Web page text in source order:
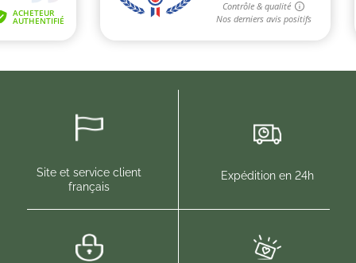
(7 avis)
Site et service client
français
Expédition en 24h